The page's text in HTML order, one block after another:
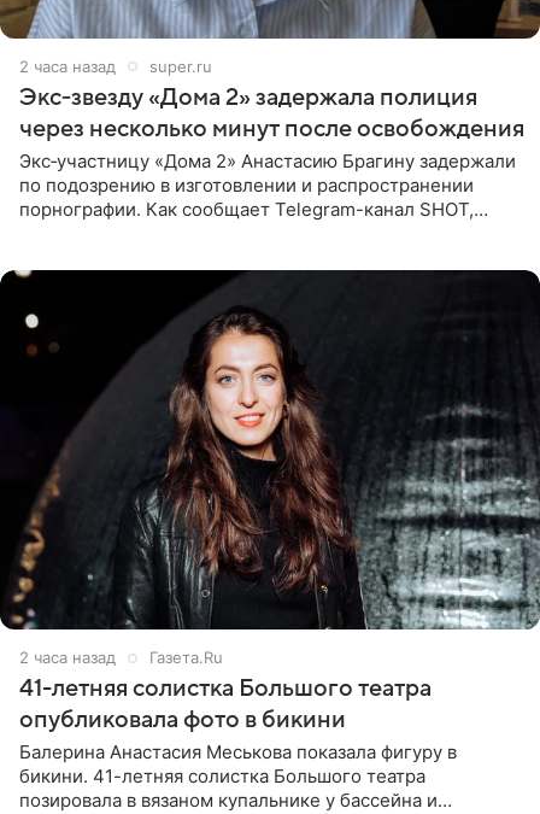
2 часа назад super.ru
Экс‑звезду «Дома 2» задержала полиция
через несколько минут после освобождения
Экс‑участницу «Дома 2» Анастасию Брагину задержали
по подозрению в изготовлении и распространении
порнографии. Как сообщает Telegram-канал SHOT,
2 часа назад Газета.Ru
41-летняя солистка Большого театра
опубликовала фото в бикини
Балерина Анастасия Меськова показала фигуру в
бикини. 41-летняя солистка Большого театра
позировала в вязаном купальнике у бассейна и